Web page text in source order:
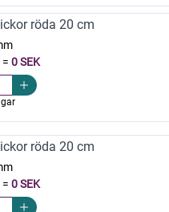
röda 20 cm
= 0 SEK
röda 20 cm
= 0 SEK